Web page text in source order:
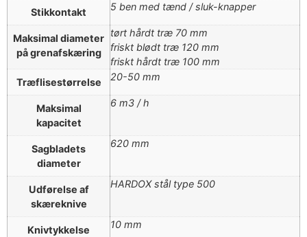
Stikkontakt 5 ben med tænd / sluk-knapper
Maksimal diameter
på grenafskæring
tørt hårdt træ 70 mm
friskt blødt træ 120 mm
friskt hårdt træ 100 mm
Træflisestørrelse
20-50 mm
Maksimal
kapacitet
6 m3 / h
Sagbladets
diameter
620 mm
Udførelse af
skæreknive
HARDOX stål type 500
Knivtykkelse 10 mm